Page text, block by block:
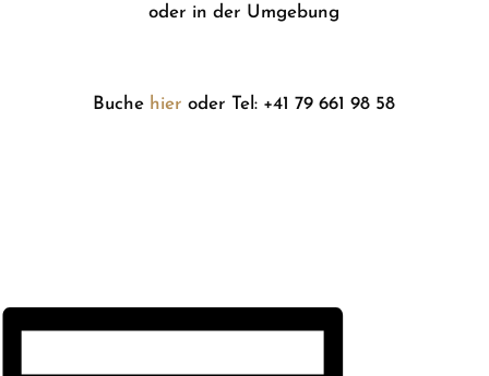
oder in der Umgebung
Buche hier oder Tel: +41 79 661 98 58